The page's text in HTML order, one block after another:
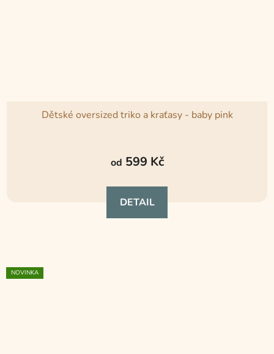
Dětské oversized triko a kraťasy - baby pink
hodnocení
je
5,0
z
od 599 Kč
DETAIL
NOVINKA